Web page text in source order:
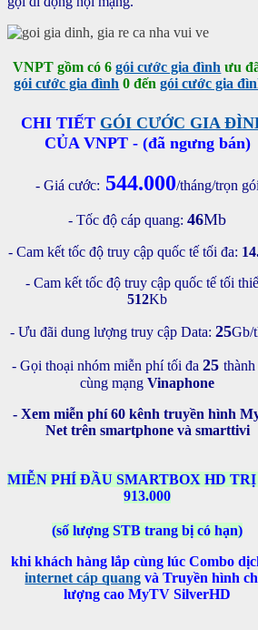
VNPT gồm có 6gói cước gia đình ưu
gói cước gia đình 0 đếngói cước gia
CHI TIẾT GÓI CƯỚC GIA
CỦA VNPT - (đã ngưng bán)
- Giá cước: 544.000/tháng/trọn gói
- Tốc độ cáp quang:46Mb
- Cam kết tốc độ truy cập quốc tế tối đa:
- Cam kết tốc độ truy cập quốc tế tối
512Kb
- Ưu đãi dung lượng truy cập Data: 25Gb/
- Gọi thoại nhóm miễn phí tối đa 25
cùng mạngVinaphone
- Xem miễn phí 60 kênh truyền hình
Net trên smartphone và smarttivi
MIỄN PHÍ ĐẦU SMARTBOX HD
913.000
(số lượng STB trang bị có hạn)
khi khách hàng lắp cùng lúc Combo
internet cáp quang và Truyền hình
lượng cao MyTV SilverHD